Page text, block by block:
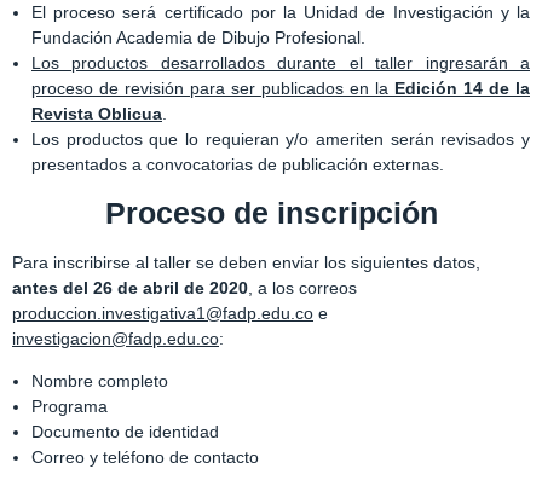
El proceso será certificado por la Unidad de Investigación y la
Fundación Academia de Dibujo Profesional.
Los productos desarrollados durante el taller ingresarán a
proceso de revisión para ser publicados en la Edición 14 de la
Revista Oblicua
Los productos que lo requieran y/o ameriten serán revisados y
presentados a convocatorias de publicación externas.
Proceso de inscripción
Para inscribirse al taller se deben enviar los siguientes datos,
antes del 26 de abril de 2020 , a los correos
produccion.investigativa1@fadp.edu.co e
investigacion@fadp.edu.co:
Nombre completo
Programa
Documento de identidad
Correo y teléfono de contacto